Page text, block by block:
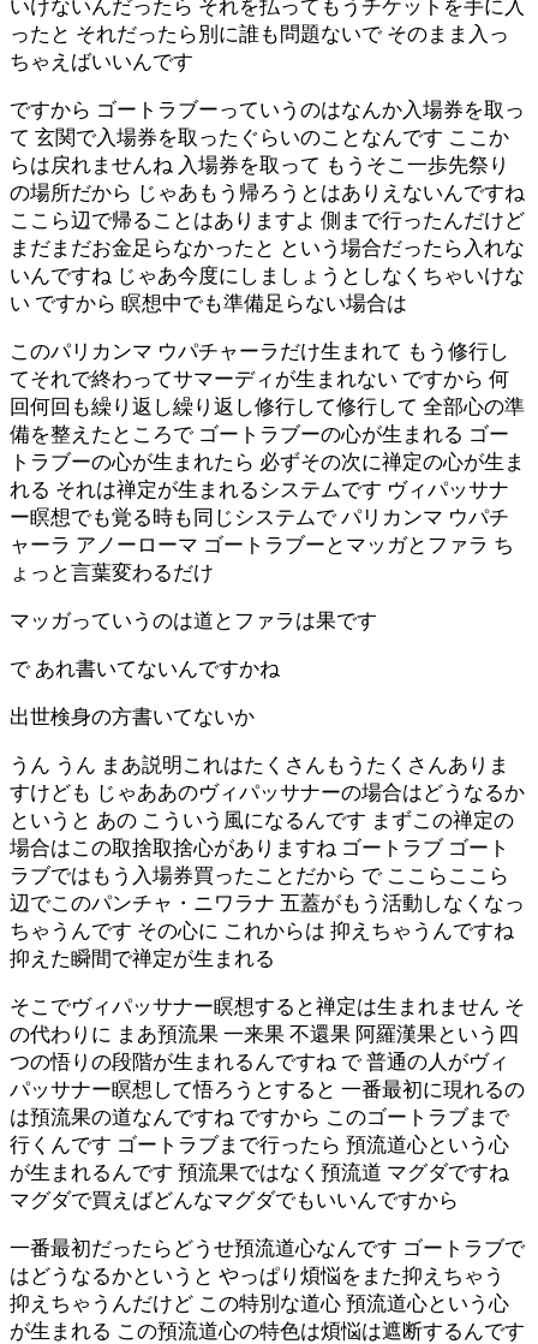
いけないんだったら それを払ってもうチケットを手に入
ったと それだったら別に誰も問題ないで そのまま入っ
ちゃえばいいんです
ですから ゴートラブーっていうのはなんか入場券を取っ
て 玄関で入場券を取ったぐらいのことなんです ここか
らは戻れませんね 入場券を取って もうそこ一歩先祭り
の場所だから じゃあもう帰ろうとはありえないんですね
ここら辺で帰ることはありますよ 側まで行ったんだけど
まだまだお金足らなかったと という場合だったら入れな
いんですね じゃあ今度にしましょうとしなくちゃいけな
い ですから 瞑想中でも準備足らない場合は
このパリカンマ ウパチャーラだけ生まれて もう修行し
てそれで終わってサマーディが生まれない ですから 何
回何回も繰り返し繰り返し修行して修行して 全部心の準
備を整えたところで ゴートラブーの心が生まれる ゴー
トラブーの心が生まれたら 必ずその次に禅定の心が生ま
れる それは禅定が生まれるシステムです ヴィパッサナ
ー瞑想でも覚る時も同じシステムで パリカンマ ウパチ
ャーラ アノーローマ ゴートラブーとマッガとファラ ち
ょっと言葉変わるだけ
マッガっていうのは道とファラは果です
で あれ書いてないんですかね
出世検身の方書いてないか
うん うん まあ説明これはたくさんもうたくさんありま
すけども じゃああのヴィパッサナーの場合はどうなるか
というと あの こういう風になるんです まずこの禅定の
場合はこの取捨取捨心がありますね ゴートラブ ゴート
ラブではもう入場券買ったことだから で ここらここら
辺でこのパンチャ・ニワラナ 五蓋がもう活動しなくなっ
ちゃうんです その心に これからは 抑えちゃうんですね
抑えた瞬間で禅定が生まれる
そこでヴィパッサナー瞑想すると禅定は生まれません そ
の代わりに まあ預流果 一来果 不還果 阿羅漢果という四
つの悟りの段階が生まれるんですね で 普通の人がヴィ
パッサナー瞑想して悟ろうとすると 一番最初に現れるの
は預流果の道なんですね ですから このゴートラブまで
行くんです ゴートラブまで行ったら 預流道心という心
が生まれるんです 預流果ではなく預流道 マグダですね
マグダで買えばどんなマグダでもいいんですから
一番最初だったらどうせ預流道心なんです ゴートラブで
はどうなるかというと やっぱり煩悩をまた抑えちゃう
抑えちゃうんだけど この特別な道心 預流道心という心
が生まれる この預流道心の特色は煩悩は遮断するんです